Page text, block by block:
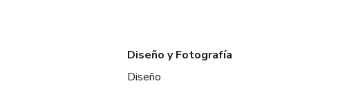
Diseño y Fotografía
Diseño